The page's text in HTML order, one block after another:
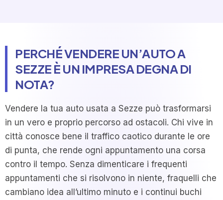
PERCHÉ VENDERE UN’AUTO A
SEZZE È UN IMPRESA DEGNA DI
NOTA?
Vendere la tua auto usata a Sezze può trasformarsi
in un vero e proprio percorso ad ostacoli. Chi vive in
città conosce bene il traffico caotico durante le ore
di punta, che rende ogni appuntamento una corsa
contro il tempo. Senza dimenticare i frequenti
appuntamenti che si risolvono in niente, fraquelli che
cambiano idea all’ultimo minuto e i continui buchi